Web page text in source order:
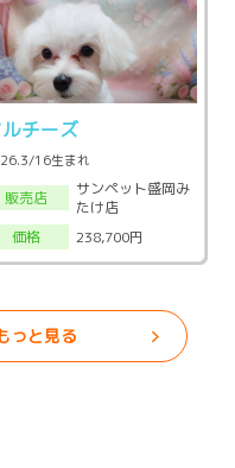
チーズ
16生まれ
販売店
サンペット盛岡み
たけ店
価格
238,700円
っと見る